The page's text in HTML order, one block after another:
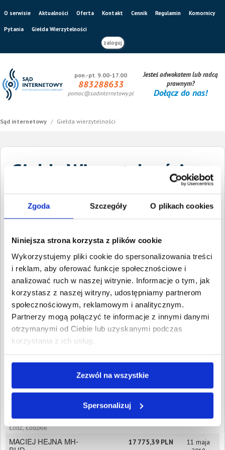
Zgoda Szczegóły O plikach cookies
Niniejsza strona korzysta z plików cookie
Wykorzystujemy pliki cookie do spersonalizowania treści
i reklam, aby oferować funkcje społecznościowe i
analizować ruch w naszej witrynie. Informacje o tym, jak
korzystasz z naszej witryny, udostępniamy partnerom
społecznościowym, reklamowym i analitycznym.
Partnerzy mogą połączyć te informacje z innymi danymi
otrzymanymi od Ciebie lub uzyskanymi podczas
korzystania z ich usług.
Zezwól na wszystkie
Spersonalizuj
O serwisie Aktualności Oferta Kontakt Cennik Regulamin Komornicy
Pytania
Giełda Wierzytelności
zaloguj
pon.-pt. 9.00-17.00
883288633
pomoc@sadinternetowy.pl
Jesteś adwokatem lub radcą
prawnym?
Dołącz do nas!
Sąd internetowy / Giełda wierzytelności
Giełda Wierzytelności
Wyczyść Szukaj
Znalezione:4, Łączna wartość: 37 286,61 PLN
Dłużnicy Wartość długu
Data
publikacji
K&K PROJEKT
SPÓŁKA Z
OGRANICZONĄ
6 671,03 PLN
27 listopada
STOWARZYSZENIE
HORYZONT"
4 790,21 PLN
BUD
Łódź, Łódzkie
8 049,98 PLN
2018
MACIEJ HEJNA MH-
17 775,39 PLN
11 maja